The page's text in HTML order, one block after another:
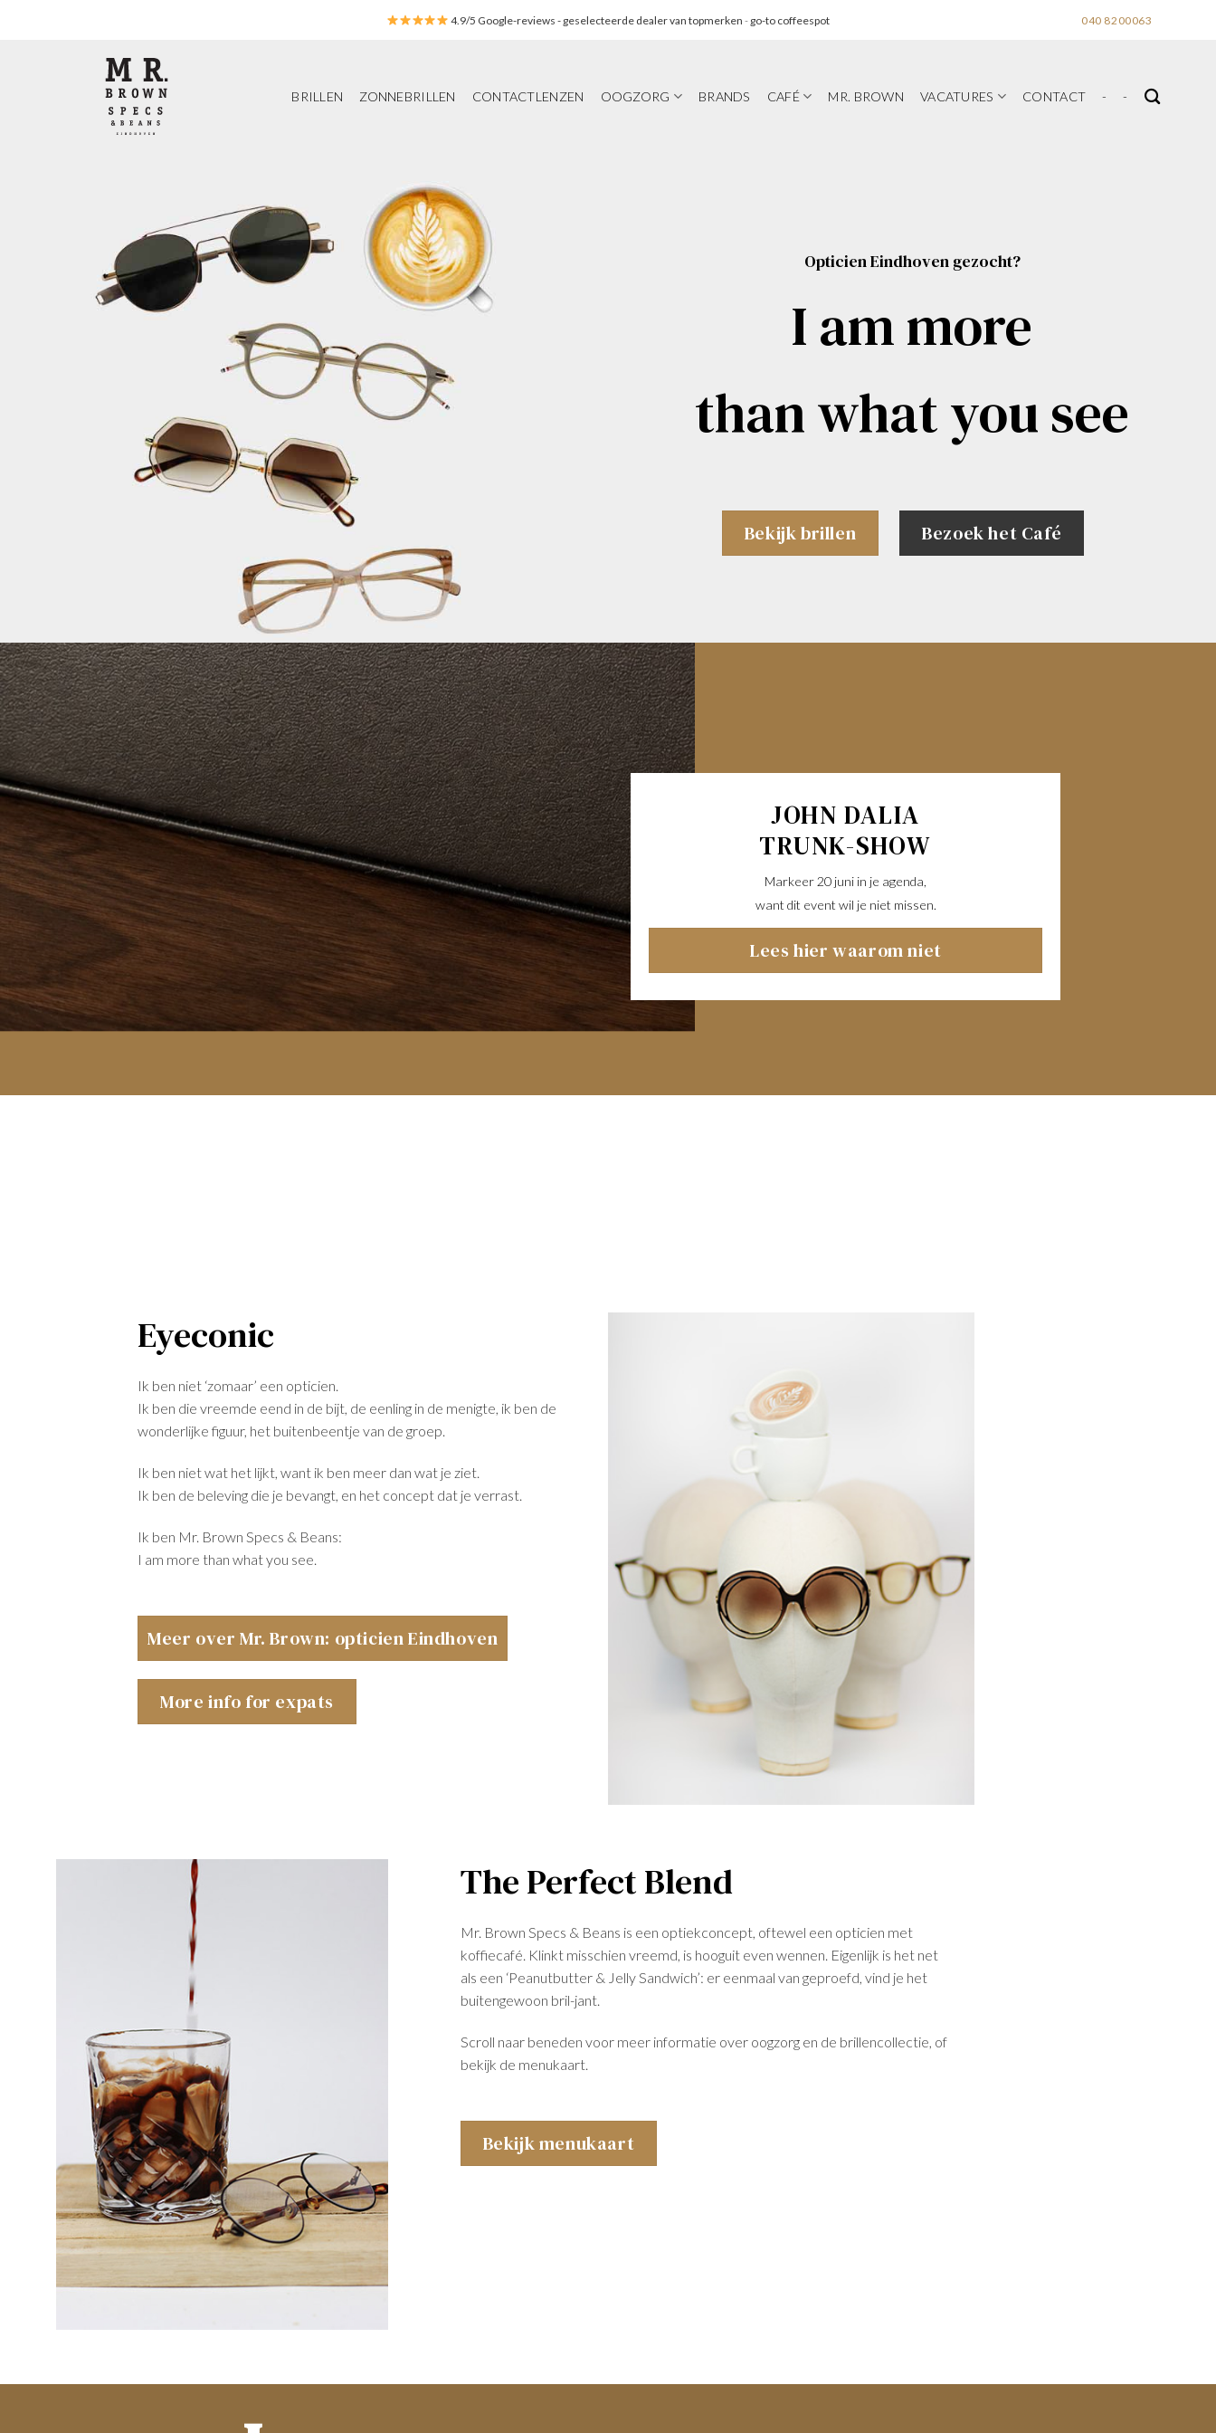
4.9/5 Google-reviews - geselecteerde dealer van topmerken - go-to coffeespot 040 8200063
BRILLEN ZONNEBRILLEN CONTACTLENZEN OOGZORG BRANDS CAFÉ MR. BROWN VACATURES CONTACT - -
Opticien Eindhoven gezocht?
I am more
than what you see
Bekijk brillen Bezoek het Café
JOHN DALIA
TRUNK-SHOW
Markeer 20 juni in je agenda,
want dit event wil je niet missen.
Lees hier waarom niet
Eyeconic
Ik ben niet ‘zomaar’ een opticien.
Ik ben die vreemde eend in de bijt, de eenling in de menigte, ik ben de
wonderlijke figuur, het buitenbeentje van de groep.
Ik ben niet wat het lijkt, want ik ben meer dan wat je ziet.
Ik ben de beleving die je bevangt, en het concept dat je verrast.
Ik ben Mr. Brown Specs & Beans:
I am more than what you see.
Meer over Mr. Brown: opticien Eindhoven
More info for expats
The Perfect Blend
Mr. Brown Specs & Beans is een optiekconcept, oftewel een opticien met
koffiecafé. Klinkt misschien vreemd, is hooguit even wennen. Eigenlijk is het net
als een ‘Peanutbutter & Jelly Sandwich’: er eenmaal van geproefd, vind je het
buitengewoon bril-jant.
Scroll naar beneden voor meer informatie over oogzorg en de brillencollectie, of
bekijk de menukaart.
Bekijk menukaart